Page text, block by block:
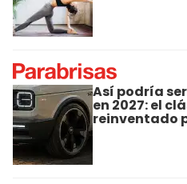
Así podría
en 2027: el
reinventado